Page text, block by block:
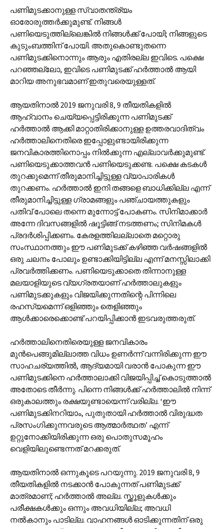
പണിമുടക്കാനുള്ള സ്വാതന്ത്ര്യം
ഓരോരുത്തർക്കുമുണ്ട്. നിങ്ങൾ
പണിയെടുത്തില്ലെങ്കിൽ നിങ്ങൾക്ക് പോയി; നിങ്ങളുടെ
കുടുംബത്തിന് പോയി. അതുകൊണ്ടുതന്നെ
പണിമുടക്കിനൊന്നും ആരും എതിരല്ല ഇവിടെ. പക്ഷെ
പറഞ്ഞല്ലോ, ഇവിടെ പണിമുടക്ക് ഹർത്താൽ ആയി
മാറിയ അനുഭവമാണ് ഇതുവരെയുള്ളത്.
ആയതിനാൽ 2019 ജനുവരി 8, 9 തീയതികളിൽ
ആഹ്വാനം ചെയ്യപ്പെട്ടിരിക്കുന്ന പണിമുടക്ക്
ഹർത്താൽ ആക്കി മാറ്റാതിരിക്കാനുള്ള ഉത്തരവാദിത്വം
ഹർത്താലിനെതിരെ ഇപ്പോളുണ്ടായിരിക്കുന്ന
ജനവികാരത്തിനൊപ്പം നിൽക്കുന്ന എല്ലാവർക്കുമുണ്ട്.
പണിയെടുക്കാത്തവൻ പണിയെടുക്കണ്ട. പക്ഷെ കടകൾ
തുറക്കുമെന്ന് തീരുമാനിച്ചിട്ടുള്ള വ്യാപാരികൾ
തുറക്കണം. ഹർത്താൽ ഇനി തങ്ങളെ ബാധിക്കില്ല എന്ന്
തീരുമാനിച്ചിട്ടുള്ള ഗ്രാമങ്ങളും പഞ്ചായത്തുകളും
പതിവ് പോലെ തന്നെ മുന്നോട്ട് പോകണം. സിനിമാക്കാർ
അന്നേ ദിവസങ്ങളിൽ ഷൂട്ടിങ്ങ് നടത്തണം; സിനിമകൾ
പ്രദർശിപ്പിക്കണം. കേരളത്തിലല്ലാതെ മറ്റൊരു
സംസ്ഥാനത്തും ഈ പണിമുടക്ക് കഴിഞ്ഞ വർഷങ്ങളിൽ
ഒരു ചലനം പോലും ഉണ്ടാക്കിയിട്ടില്ല എന്ന് മനസ്സിലാക്കി
പ്രവർത്തിക്കണം. പണിയെടുക്കാതെ തിന്നാനുള്ള
മലയാളിയുടെ വ്യഗ്രതയാണ് ഹർത്താലുകളും
പണിമുടക്കുകളും വിജയിക്കുന്നതിന്റെ പിന്നിലെ
രഹസ്യമെന്ന് ഒളിഞ്ഞും തെളിഞ്ഞും
ആൾക്കാരെക്കൊണ്ട് പറയിപ്പിക്കാൻ ഇടവരുത്തരുത്.
ഹർത്താലിനെതിരെയുള്ള ജനവികാരം
മുൻപെങ്ങുമില്ലാത്ത വിധം ഉണർന്ന് വന്നിരിക്കുന്ന ഈ
സാഹചര്യത്തിൽ, ആദ്യമായി വരാൻ പോകുന്ന ഈ
പണിമുടക്കിനെ ഹർത്താലാക്കി വിജയിപ്പിച്ച് കൊടുത്താൽ
അതോടെ തീർന്നു. പിന്നെ നിങ്ങൾക്ക് ഹർത്താലിൽ നിന്ന്
ഒരുകാലത്തും രക്ഷയുണ്ടായെന്ന് വരില്ല. ‘ഈ
പണിമുടക്കിനറിയാം, പുതുതായി ഹർത്താൽ വിരുദ്ധത
പ്രസംഗിക്കുന്നവരുടെ ആത്മാർത്ഥത’ എന്ന്
ഉറ്റുനോക്കിയിരിക്കുന്ന ഒരു പൊതുസമൂഹം
വെളിയിലുണ്ടെന്നത് മറക്കരുത്.
ആയതിനാൽ ഒന്നുകൂടെ പറയുന്നു. 2019 ജനുവരി 8, 9
തീയതികളിൽ നടക്കാൻ പോകുന്നത് പണിമുടക്ക്
മാത്രമാണ്; ഹർത്താൽ അല്ല. സ്ക്കൂളുകൾക്കും
പരീക്ഷകൾക്കും ഒന്നും അവധിയില്ല; അവധി
നൽകാനും പാടില്ല. വാഹനങ്ങൾ ഓടിക്കുന്നതിന് ഒരു